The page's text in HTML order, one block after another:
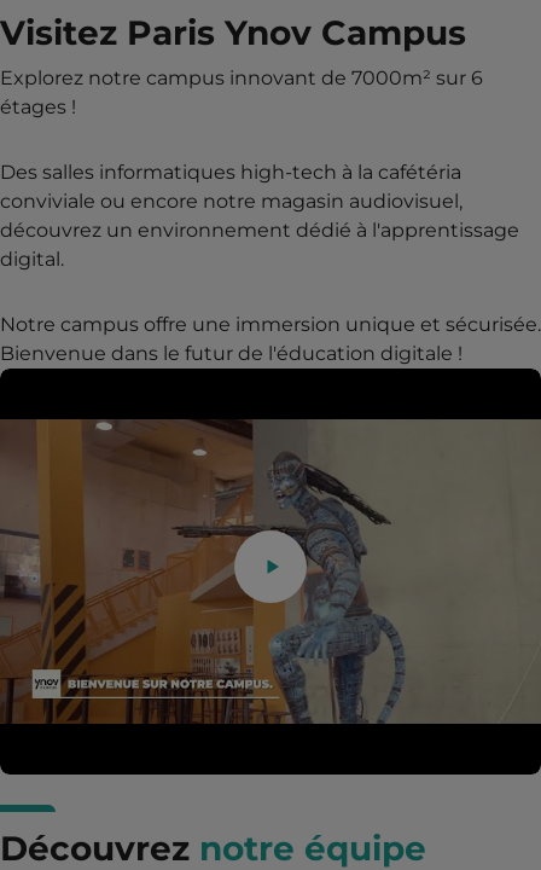
Visitez Paris Ynov Campus
Explorez notre campus innovant de 7000m² sur 6
étages !
Des salles informatiques high-tech à la cafétéria
conviviale ou encore notre magasin audiovisuel,
découvrez un environnement dédié à l'apprentissage
digital.
Notre campus offre une immersion unique et sécurisée.
Bienvenue dans le futur de l'éducation digitale !
Découvrez notre équipe